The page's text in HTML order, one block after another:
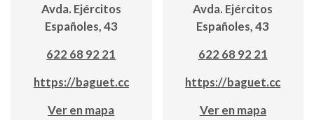
Avda. Ejércitos
Españoles, 43
622 68 92 21
https://baguet.cc
Ver en mapa
Avda. Ejércitos
Españoles, 43
622 68 92 21
https://baguet.cc
Ver en mapa